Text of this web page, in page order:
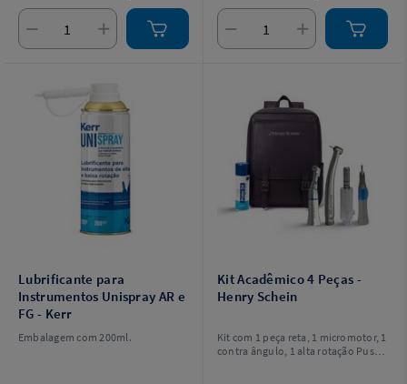
Lubrificante para
Instrumentos Unispray AR e
FG - Kerr
Embalagem com 200ml.
Kit Acadêmico 4 Peças -
Henry Schein
Kit com 1 peça reta, 1 micromotor, 1
contra ângulo, 1 alta rotação Push